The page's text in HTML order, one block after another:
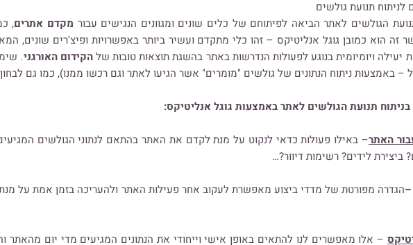
תנועת גולשים
הגולשים לאתר הביאה לפיתוחם של כלים שונים ומגוונים הנגישים עבור מקדם אתרים,
זה הוא כמובן גוגל אנליטיקס – זהו כלי מתקדם ועשיר ביותר באפשרויות ופיצ'רים שונים,
ויומיומית בנוגע לפעולות הנדרשות באתר בהשגת תוצאות טובות שלהקידום האורגני.
ניתוח הנתונים של גולשים "מומרים" אשר הגיעו לאתר וגם רכשו ממנו), כמו גם
תנועת הגולשים לאתר באמצעות גוגל אנליטיקס:
האתר– באילו פעולות כדאי לנקוט על מנת לקדם את האתר בהתאם לנתוני הגולשים
ביצירת לידים? רשימות דיוור?…
–הגדרה מפורטת של מדדי ביצוע מאפשרת לעקוב אחר פעילות האתר ולהעריכה בזמן אמת על
– אלו מאפשרים לנו להתאים באופן אישי וייחודי את הנתונים המגיעים מדי יום